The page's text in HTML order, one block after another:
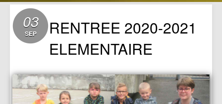
03
SEP
RENTREE 2020-2021
ELEMENTAIRE